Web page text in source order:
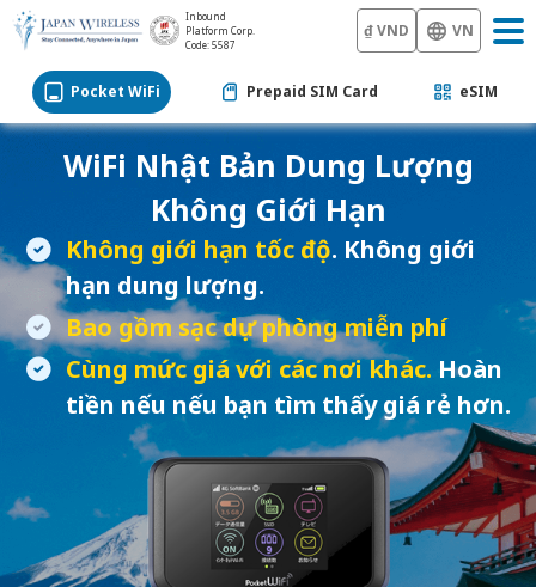
Inbound
Platform Corp.
Code: 5587
₫ VND VN
Pocket WiFi Prepaid SIM Card eSIM
WiFi Nhật Bản Dung Lượng
Không Giới Hạn
Không giới hạn tốc độ. Không giới
hạn dung lượng.
Bao gồm sạc dự phòng miễn phí
Cùng mức giá với các nơi khác. Hoàn
tiền nếu nếu bạn tìm thấy giá rẻ hơn.